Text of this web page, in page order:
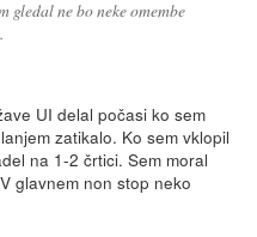
gledal ne bo neke omembe
UI delal počasi ko sem
zatikalo. Ko sem vklopil
na 1-2 črtici. Sem moral
glavnem non stop neko